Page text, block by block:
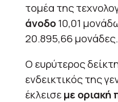
τομέα της
άνοδο10,01
20.895,66 μονάδες.
Ο ευρύτερος
ενδεικτικός της
έκλεισεμε οριακή